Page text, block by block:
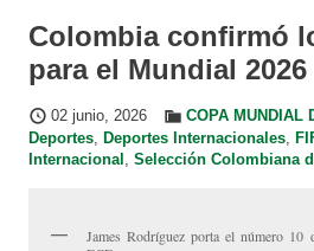
Colombia confirmó
para el Mundial 2026
02 junio, 2026 COPA MUNDIAL
Deportes, Deportes Internacionales,
Internacional , Selección Colombiana
James Rodríguez porta el número 10